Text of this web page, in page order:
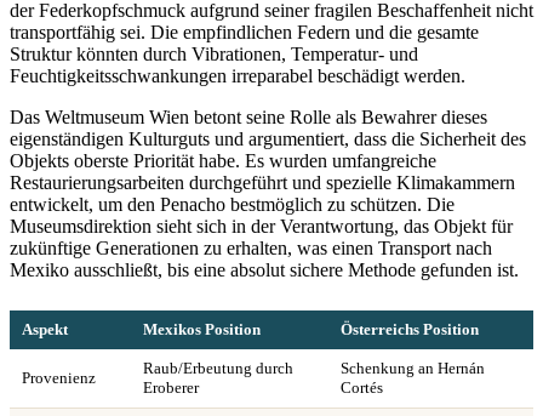
der Federkopfschmuck aufgrund seiner fragilen Beschaffenheit nicht
transportfähig sei. Die empfindlichen Federn und die gesamte
Struktur könnten durch Vibrationen, Temperatur- und
Feuchtigkeitsschwankungen irreparabel beschädigt werden.
Das Weltmuseum Wien betont seine Rolle als Bewahrer dieses
eigenständigen Kulturguts und argumentiert, dass die Sicherheit des
Objekts oberste Priorität habe. Es wurden umfangreiche
Restaurierungsarbeiten durchgeführt und spezielle Klimakammern
entwickelt, um den Penacho bestmöglich zu schützen. Die
Museumsdirektion sieht sich in der Verantwortung, das Objekt für
zukünftige Generationen zu erhalten, was einen Transport nach
Mexiko ausschließt, bis eine absolut sichere Methode gefunden ist.
Aspekt Mexikos Position Österreichs Position
Provenienz
Raub/Erbeutung durch
Eroberer
Schenkung an Hernán
Cortés